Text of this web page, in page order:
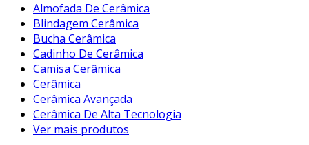
Almofada De Cerâmica
Blindagem Cerâmica
Bucha Cerâmica
Cadinho De Cerâmica
Camisa Cerâmica
Cerâmica
Cerâmica Avançada
Cerâmica De Alta Tecnologia
Ver mais produtos